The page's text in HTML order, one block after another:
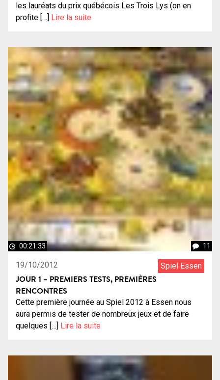
les lauréats du prix québécois Les Trois Lys (on en
profite […] Lire la suite
00:21:33 11
19/10/2012 Spiel Essen
JOUR 1 – PREMIERS TESTS, PREMIÈRES
RENCONTRES
Cette première journée au Spiel 2012 à Essen nous
aura permis de tester de nombreux jeux et de faire
quelques […] Lire la suite